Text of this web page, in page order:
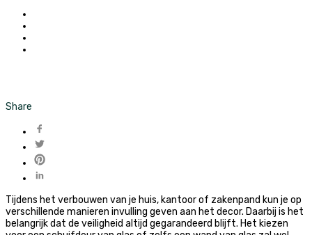
Share
Tijdens het verbouwen van je huis, kantoor of zakenpand kun je op
verschillende manieren invulling geven aan het decor. Daarbij is het
belangrijk dat de veiligheid altijd gegarandeerd blijft. Het kiezen